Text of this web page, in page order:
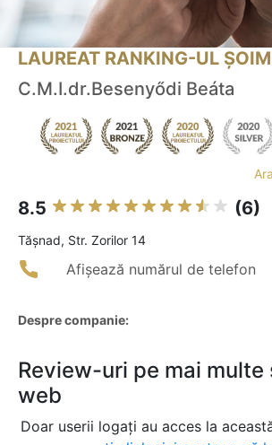
LAUREAT RANKING-UL
C.M.I.dr.Besenyődi Beáta
8.5 (6)
Tăşnad, Str. Zorilor 14
Afișează numărul de telefon
Despre companie:
Review-uri pe mai
web
Doar userii logați au acces la